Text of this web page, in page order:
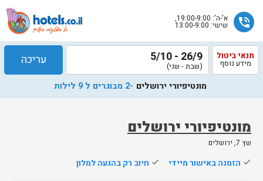
phone_in_talk א'-ה': 19:00-9:00,
שישי: 13:00-9:00
מונטיפיורי ירושלים
שץ 7, ירושלים
תנאי ביטול
מידע נוסף 26/9 - 5/10
(שבת - שני) עריכה
מונטיפיורי ירושלים -2 מבוגרים ל 9 לילות
done הזמנה באישור מיידי done חיוב רק בהגעה למלון
שלח